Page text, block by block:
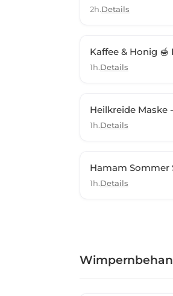
2h.Details
Kaffee & Honig
1h.Details
Heilkreide Maske
1h.Details
Hamam Sommer
1h.Details